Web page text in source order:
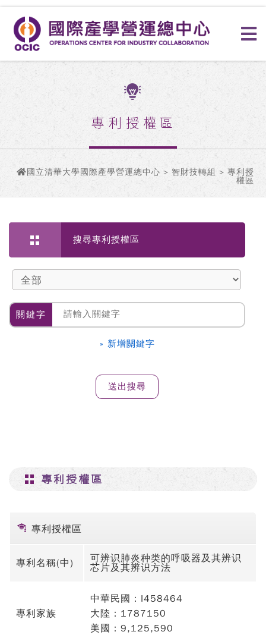
專利授權區
國立清華大學國際產學營運總中心 > 智財技轉組 > 專利授
權區
搜尋專利授權區
關鍵字
» 新增關鍵字
專利授權區
專利授權區
專利名稱(中)
可辨识肺炎种类的呼吸器及其辨识
芯片及其辨识方法
專利家族
中華民國：I458464
大陸：1787150
美國：9,125,590